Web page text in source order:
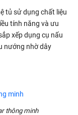
tủ sử dụng chất liệu
tính năng và ưu
xếp dụng cụ nấu
nướng nhờ dây
thông minh